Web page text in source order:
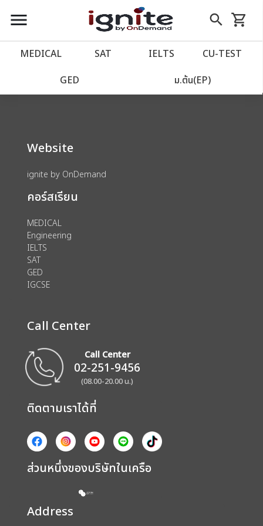
close
account_balance หน้าแรก
เว็บไซต์อิกไนท์
import_contacts วางแผนการเรียน
account_circle เข้าสู่ระบบ
assignment ลงทะเบียน
menu search
Skip
to
shopping_cart
รถเข็น
MEDICAL SAT IELTS CU‑TEST
GED ม.ต้น(EP)
We could not find anything for 80002019
Website
ignite by OnDemand
คอร์สเรียน
MEDICAL
Engineering
IELTS
SAT
GED
IGCSE
Call Center
Call Center
02-251-9456
(08.00-20.00 น.)
ติดตามเราได้ที่
ส่วนหนึ่งของบริษัทในเครือ
Address